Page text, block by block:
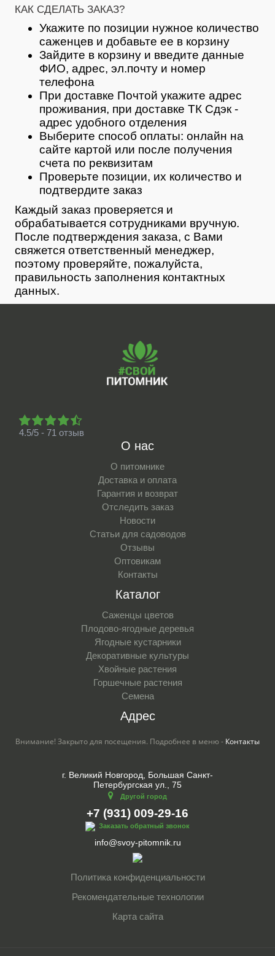
КАК СДЕЛАТЬ ЗАКАЗ?
Укажите по позиции нужное количество
саженцев и добавьте ее в корзину
Зайдите в корзину и введите данные
ФИО, адрес, эл.почту и номер
телефона
При доставке Почтой укажите адрес
проживания, при доставке ТК Сдэк -
адрес удобного отделения
Выберите способ оплаты: онлайн на
сайте картой или после получения
счета по реквизитам
Проверьте позиции, их количество и
подтвердите заказ
Каждый заказ проверяется и
обрабатывается сотрудниками вручную.
После подтверждения заказа, с Вами
свяжется ответственный менеджер,
поэтому проверяйте, пожалуйста,
правильность заполнения контактных
данных.
4.5/5 - 71 отзыв
О нас
О питомнике
Доставка и оплата
Гарантия и возврат
Отследить заказ
Новости
Статьи для садоводов
Отзывы
Оптовикам
Контакты
Каталог
Саженцы цветов
Плодово-ягодные деревья
Ягодные кустарники
Декоративные культуры
Хвойные растения
Горшечные растения
Семена
Адрес
Внимание! Закрыто для посещения. Подробнее в меню - Контакты
г. Великий Новгород, Большая Санкт-
Петербургская ул., 75
Другой город
+7 (931) 009-29-16
Заказать обратный звонок
info@svoy-pitomnik.ru
Политика конфиденциальности
Рекомендательные технологии
Карта сайта